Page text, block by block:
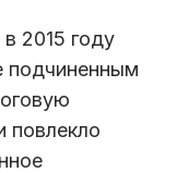
2015 году
подчиненным
повлекло